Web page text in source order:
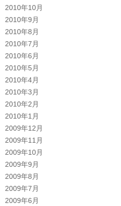
2010年10月
2010年9月
2010年8月
2010年7月
2010年6月
2010年5月
2010年4月
2010年3月
2010年2月
2010年1月
2009年12月
2009年11月
2009年10月
2009年9月
2009年8月
2009年7月
2009年6月